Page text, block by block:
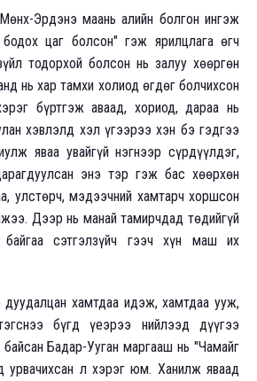
Эрдэнэ маань алийн болгон ингэж
цаг болсон" гэж ярилцлага өгч
тодорхой болсон нь залуу хөөргөн
нь хар тамхи холиод өгдөг болчихсон
бүртгэж аваад, хориод, дараа нь
хэвлэлд хэл үгээрээ хэн бэ гэдгээ
яваа увайгүй нэгнээр сүрдүүлдэг,
энэ тэр гэж бас хөөрхөн
улстөрч, мэдээчний хамтарч хоршсон
Дээр нь манай тамирчдад төдийгүй
байгаа сэтгэлзүйч гээч хүн маш их
дуудалцан хамтдаа идэж, хамтдаа ууж,
бүгд үеэрээ нийлээд дүүгээ
Бадар-Ууган маргааш нь "Чамайг
урвачихсан л хэрэг юм. Ханилж яваад